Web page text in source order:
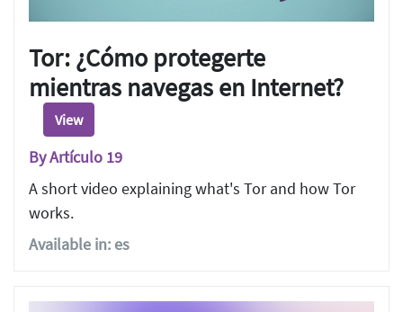
Tor: ¿Cómo protegerte
mientras navegas en Internet?
View
By Artículo 19
A short video explaining what's Tor and how Tor
works.
Available in: es